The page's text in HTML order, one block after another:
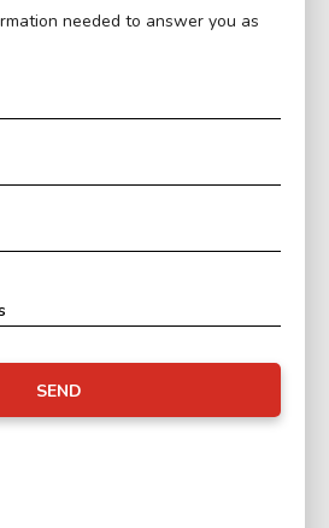
needed to answer you as
SEND